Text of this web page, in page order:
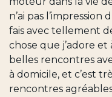
n’ai pas
fais avec tellement
chose que j’adore et
belles rencontres
à domicile, et c’est
rencontres